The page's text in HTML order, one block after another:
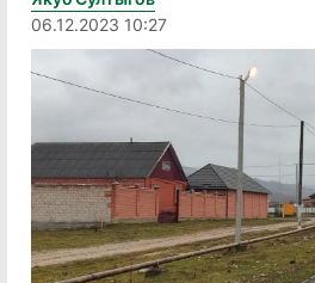
06.12.2023 10:27